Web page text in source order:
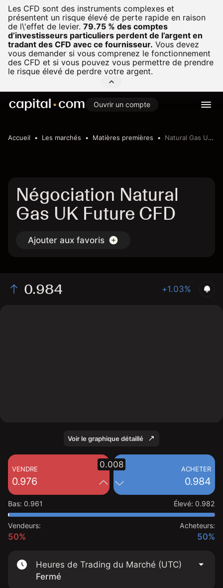
Les CFD sont des instruments complexes et
présentent un risque élevé de perte rapide en raison
de l\'effet de levier. 79.75 % des comptes
d’investisseurs particuliers perdent de l’argent en
tradant des CFD avec ce fournisseur. Vous devez
vous demander si vous comprenez le fonctionnement
des CFD et si vous pouvez vous permettre de prendre
le risque élevé de perdre votre argent.
Ouvrir un compte
Accueil Les marchés Matières premières Natural Gas UK Future
Négociation Natural
Gas UK Future CFD
Ajouter aux favoris
0.984 +1.03%
Voir le graphique détaillé
VENDRE
0.976
ACHETER
0.984
0.008
Bas: 0.961 Élevé: 0.982
Vendeurs:
50%
Acheteurs:
50%
Heures de Trading du Marché (UTC)
Fermé